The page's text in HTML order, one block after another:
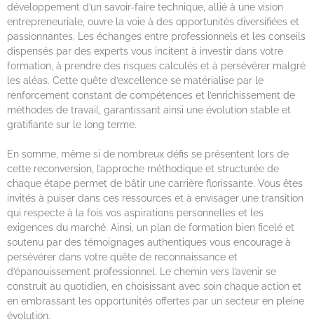
développement d’un savoir-faire technique, allié à une vision
entrepreneuriale, ouvre la voie à des opportunités diversifiées et
passionnantes. Les échanges entre professionnels et les conseils
dispensés par des experts vous incitent à investir dans votre
formation, à prendre des risques calculés et à persévérer malgré
les aléas. Cette quête d’excellence se matérialise par le
renforcement constant de compétences et l’enrichissement de
méthodes de travail, garantissant ainsi une évolution stable et
gratifiante sur le long terme.
En somme, même si de nombreux défis se présentent lors de
cette reconversion, l’approche méthodique et structurée de
chaque étape permet de bâtir une carrière florissante. Vous êtes
invités à puiser dans ces ressources et à envisager une transition
qui respecte à la fois vos aspirations personnelles et les
exigences du marché. Ainsi, un plan de formation bien ficelé et
soutenu par des témoignages authentiques vous encourage à
persévérer dans votre quête de reconnaissance et
d’épanouissement professionnel. Le chemin vers l’avenir se
construit au quotidien, en choisissant avec soin chaque action et
en embrassant les opportunités offertes par un secteur en pleine
évolution.